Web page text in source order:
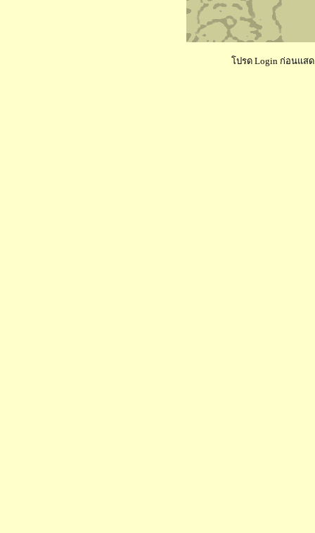
โปรด Login ก่อนแสด